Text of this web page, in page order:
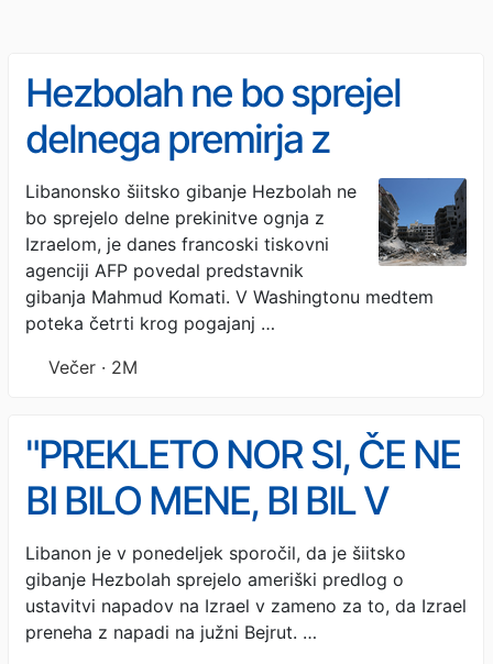
Hezbolah ne bo sprejel
delnega premirja z
Izraelom
Libanonsko šiitsko gibanje Hezbolah ne
bo sprejelo delne prekinitve ognja z
Izraelom, je danes francoski tiskovni
agenciji AFP povedal predstavnik
gibanja Mahmud Komati. V Washingtonu medtem
poteka četrti krog pogajanj …
Večer · 2M
"PREKLETO NOR SI, ČE NE
BI BILO MENE, BI BIL V
ZAPORU": Trump
Netanjahuju očital
nehvaležnost
Libanon je v ponedeljek sporočil, da je šiitsko
gibanje Hezbolah sprejelo ameriški predlog o
ustavitvi napadov na Izrael v zameno za to, da Izrael
preneha z napadi na južni Bejrut. …